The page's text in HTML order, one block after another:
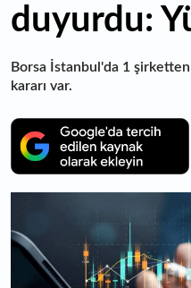
duyurdu:
Borsa İstanbul'da 1 şirketten
kararı var.